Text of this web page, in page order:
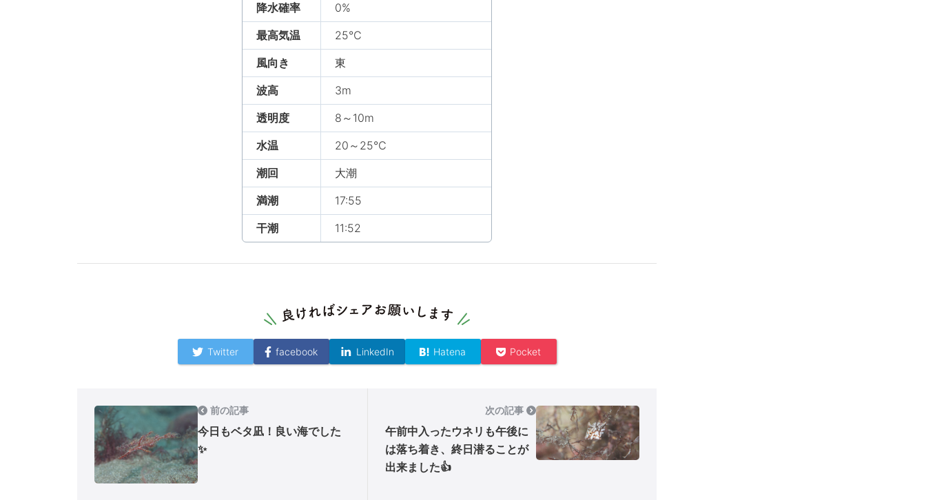
降水確率
0%
最高気温
25℃
風向き
東
波高
3m
透明度
8～10m
水温
20～25℃
潮回
大潮
満潮
17:55
干潮
11:52
Twitter facebook LinkedIn Hatena Pocket
前の記事
今日もベタ凪！良い海でした
✨
次の記事
午前中入ったウネリも午後に
は落ち着き、終日潜ることが
出来ました👍